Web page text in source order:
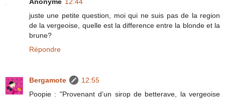
juste une petite question, moi qui ne suis pas de la region
de la vergeoise, quelle est la difference entre la blonde et la
brune?
Répondre
Bergamote
12:55
Poopie : "Provenant d’un sirop de betterave, la vergeoise